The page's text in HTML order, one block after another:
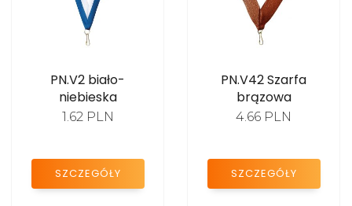
KATALOG
2024
PN.V2 biało-
niebieska
1.62 PLN
SZCZEGÓŁY
PN.V42 Szarfa
brązowa
4.66 PLN
SZCZEGÓŁY